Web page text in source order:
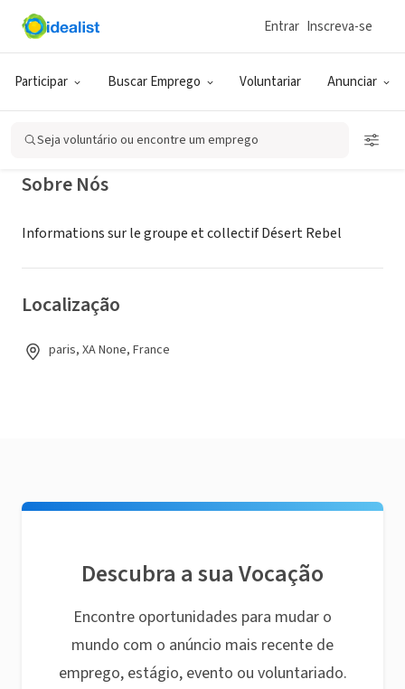
Participar Buscar Emprego Voluntariar Anunciar
Entrar Inscreva-se
Seja voluntário ou encontre um emprego
ONG (SETOR SOCIAL)
Désert Rebel
Sobre Nós
Informations sur le groupe et collectif Désert Rebel
Localização
paris, XA None, France
Descubra a sua Vocação
Encontre oportunidades para mudar o
mundo com o anúncio mais recente de
emprego, estágio, evento ou voluntariado.